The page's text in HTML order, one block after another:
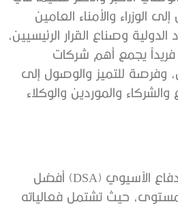
الوزراء والأمناء العامين
وصناع القرار الرئيسيين،
يجمع أهم شركات
وفرصة للتميز والوصول إلى
والموردين والوكلاء
يقدم معرض خدمات الدفاع الآسيوي (DSA) أفضل
حيث تشتمل فعالياته